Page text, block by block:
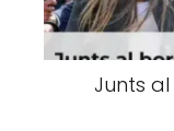
Junts